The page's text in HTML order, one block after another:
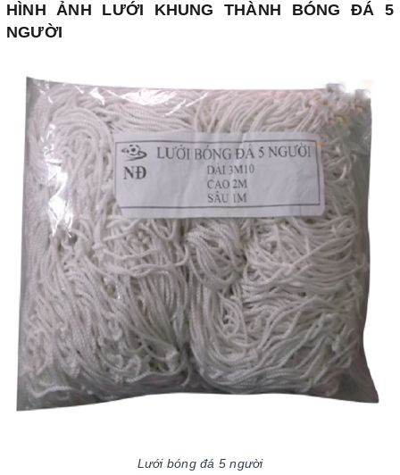
HÌNH ẢNH LƯỚI KHUNG THÀNH BÓNG ĐÁ 5
NGƯỜI
Lưới bóng đá 5 người